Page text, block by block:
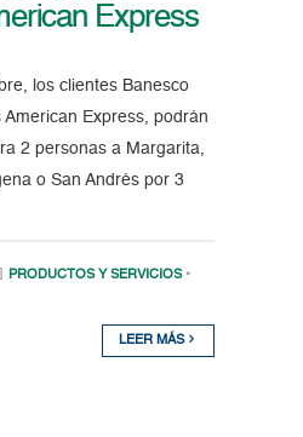
Express
los clientes Banesco
Express, podrán
2 personas a Margarita,
o San Andrés por 3
PRODUCTOS Y SERVICIOS •
LEER MÁS